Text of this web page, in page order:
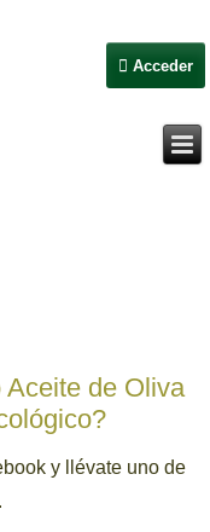
Acceder
Aceite de Oliva
y llévate uno de